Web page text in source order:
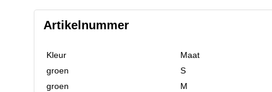
Artikelnummer
Kleur Maat
groen
S
groen
M